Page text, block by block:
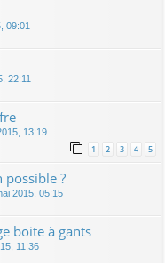
09:01
22:11
13:19
1 2 3 4 5
?
2015, 05:15
boite à gants
11:36